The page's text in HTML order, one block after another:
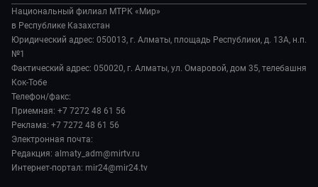
Происшествия
Наука и технологии
Здоровье и медицина
Спорт
Авто
Культура
Вместе выгодно
Евразия. Культурно
Евразия. Регионы
Наши иностранцы
Пять причин поехать в...
Сделано в Содружестве
История
Руководство
Лица мира
Пресса о нас
Карьера
Реклама
Обратная связь
Национальный филиал МТРК «Мир»
в Республике Казахстан
Юридический адрес: 050013, г. Алматы, площадь Республики, д. 13А, н.п.
№1
Фактический адрес: 050020, г. Алматы, ул. Омаровой, дом 35, телебашня
Кок-Тобе
Телефон/факс:
Приемная: +7 7272 48 61 56
Реклама: +7 7272 48 61 56
Электронная почта:
Редакция: almaty_adm@mirtv.ru
Интернет-портал: mir24@mir24.tv